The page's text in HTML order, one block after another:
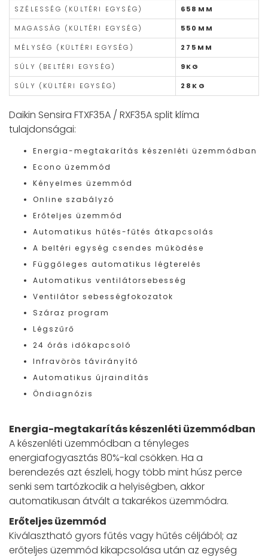
SZÉLESSÉG (KÜLTÉRI EGYSÉG)
658MM
MAGASSÁG (KÜLTÉRI EGYSÉG)
550MM
MÉLYSÉG (KÜLTÉRI EGYSÉG)
275MM
SÚLY (BELTÉRI EGYSÉG)
9KG
SÚLY (KÜLTÉRI EGYSÉG)
28KG
Daikin Sensira FTXF35A / RXF35A split klíma
tulajdonságai:
Energia-megtakarítás készenléti üzemmódban
Econo üzemmód
Kényelmes üzemmód
Online szabályzó
Erőteljes üzemmód
Automatikus hűtés-fűtés átkapcsolás
A beltéri egység csendes működése
Függőleges automatikus légterelés
Automatikus ventilátorsebesség
Ventilátor sebességfokozatok
Száraz program
Légszűrő
24 órás időkapcsoló
Infravörös távirányító
Automatikus újraindítás
Öndiagnózis
Energia-megtakarítás készenléti üzemmódban
A készenléti üzemmódban a tényleges
energiafogyasztás 80%-kal csökken. Ha a
berendezés azt észleli, hogy több mint húsz perce
senki sem tartózkodik a helyiségben, akkor
automatikusan átvált a takarékos üzemmódra.
Erőteljes üzemmód
Kiválasztható gyors fűtés vagy hűtés céljából; az
erőteljes üzemmód kikapcsolása után az egység